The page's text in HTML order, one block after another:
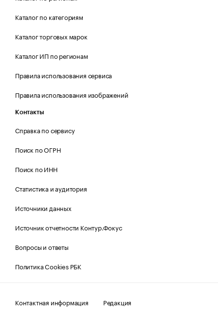
Каталог по категориям
Каталог торговых марок
Каталог ИП по регионам
Правила использования сервиса
Правила использования изображений
Контакты
Справка по сервису
Поиск по ОГРН
Поиск по ИНН
Статистика и аудитория
Источники данных
Источник отчетности Контур.Фокус
Вопросы и ответы
Политика Cookies РБК
Контактная информация Редакция